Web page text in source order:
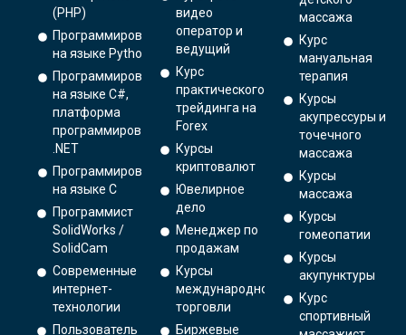
(PHP)
Программирование
на языке Python.
Программирование
на языке C#,
платформа
программирования
.NET
Программирование
на языке С
Программист
SolidWorks /
SolidCam
Современные
интернет-
технологии
Пользователь
видео
оператор и
ведущий
Курс
практического
трейдинга на
Forex
Курсы
криптовалют
Ювелирное
дело
Менеджер по
продажам
Курсы
международной
торговли
Биржевые
массажа
Курс
мануальная
терапия
Курсы
акупрессуры и
точечного
массажа
Курсы
массажа
Курсы
гомеопатии
Курсы
акупунктуры
Курс
спортивный